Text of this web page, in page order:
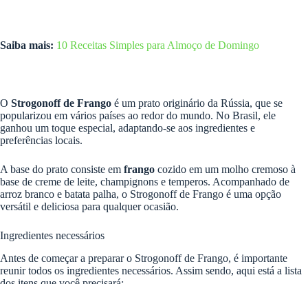
Saiba mais: 10 Receitas Simples para Almoço de Domingo
O Strogonoff de Frango é um prato originário da Rússia, que se
popularizou em vários países ao redor do mundo. No Brasil, ele
ganhou um toque especial, adaptando-se aos ingredientes e
preferências locais.
A base do prato consiste em frango cozido em um molho cremoso à
base de creme de leite, champignons e temperos. Acompanhado de
arroz branco e batata palha, o Strogonoff de Frango é uma opção
versátil e deliciosa para qualquer ocasião.
Ingredientes necessários
Antes de começar a preparar o Strogonoff de Frango, é importante
reunir todos os ingredientes necessários. Assim sendo, aqui está a lista